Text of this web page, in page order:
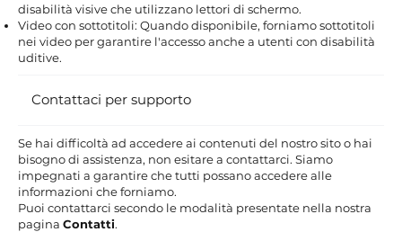
disabilità visive che utilizzano lettori di schermo.
Video con sottotitoli: Quando disponibile, forniamo sottotitoli
nei video per garantire l'accesso anche a utenti con disabilità
uditive.
Contattaci per supporto
Se hai difficoltà ad accedere ai contenuti del nostro sito o hai
bisogno di assistenza, non esitare a contattarci. Siamo
impegnati a garantire che tutti possano accedere alle
informazioni che forniamo.
Puoi contattarci secondo le modalità presentate nella nostra
pagina Contatti.